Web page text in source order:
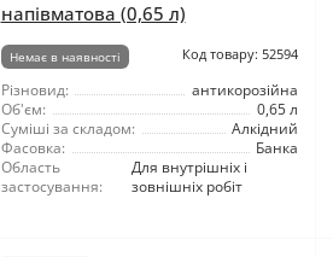
напівматова (0,65 л)
Немає в наявності Код товару: 52594
Різновид:
антикорозійна
Об'єм:
0,65 л
Суміші за складом:
Алкідний
Фасовка:
Банка
Область
застосування:
Для внутрішніх і
зовнішніх робіт